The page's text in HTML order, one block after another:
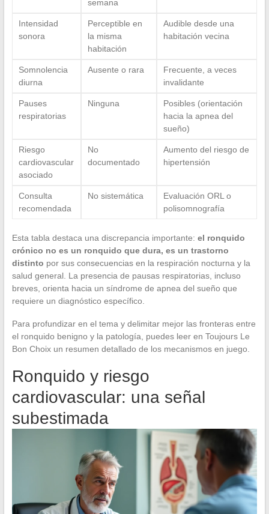
semana
Intensidad
sonora
Perceptible en
la misma
habitación
Audible desde una
habitación vecina
Somnolencia
diurna
Ausente o rara
Frecuente, a veces
invalidante
Pauses
respiratorias
Ninguna
Posibles (orientación
hacia la apnea del
sueño)
Riesgo
cardiovascular
asociado
No
documentado
Aumento del riesgo de
hipertensión
Consulta
recomendada
No sistemática
Evaluación ORL o
polisomnografía
Esta tabla destaca una discrepancia importante: el ronquido
crónico no es un ronquido que dura, es un trastorno
distinto por sus consecuencias en la respiración nocturna y la
salud general. La presencia de pausas respiratorias, incluso
breves, orienta hacia un síndrome de apnea del sueño que
requiere un diagnóstico específico.
Para profundizar en el tema y delimitar mejor las fronteras entre
el ronquido benigno y la patología, puedes leer en Toujours Le
Bon Choix un resumen detallado de los mecanismos en juego.
Ronquido y riesgo
cardiovascular: una señal
subestimada